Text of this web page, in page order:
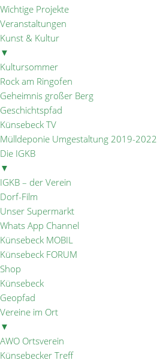
Wichtige Projekte
Veranstaltungen
Kunst & Kultur
▼
Kultursommer
Rock am Ringofen
Geheimnis großer Berg
Geschichtspfad
Künsebeck TV
Mülldeponie Umgestaltung 2019-2022
Die IGKB
▼
IGKB – der Verein
Dorf-Film
Unser Supermarkt
Whats App Channel
Künsebeck MOBIL
Künsebeck FORUM
Shop
Künsebeck
Geopfad
Vereine im Ort
▼
AWO Ortsverein
Künsebecker Treff